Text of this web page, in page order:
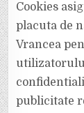
Cookies
placuta de
Vrancea
publicitate